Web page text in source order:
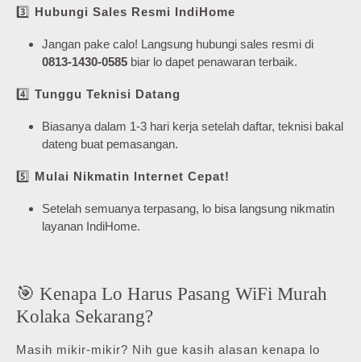
3️⃣ Hubungi Sales Resmi IndiHome
Jangan pake calo! Langsung hubungi sales resmi di
0813-1430-0585 biar lo dapet penawaran terbaik.
4️⃣ Tunggu Teknisi Datang
Biasanya dalam 1-3 hari kerja setelah daftar, teknisi bakal
dateng buat pemasangan.
5️⃣ Mulai Nikmatin Internet Cepat!
Setelah semuanya terpasang, lo bisa langsung nikmatin
layanan IndiHome.
🎯 Kenapa Lo Harus Pasang WiFi Murah
Kolaka Sekarang?
Masih mikir-mikir? Nih gue kasih alasan kenapa lo